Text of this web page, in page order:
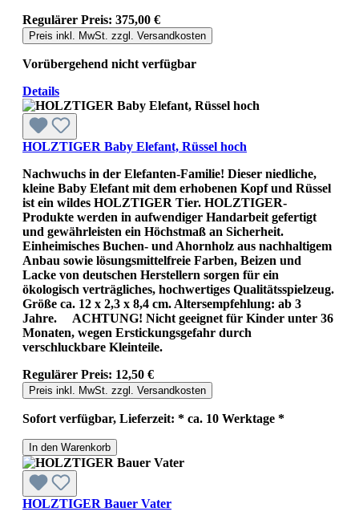
Regulärer Preis: 375,00 €
Preis inkl. MwSt. zzgl. Versandkosten
Vorübergehend nicht verfügbar
Details
HOLZTIGER Baby Elefant, Rüssel hoch
Nachwuchs in der Elefanten-Familie! Dieser niedliche,
kleine Baby Elefant mit dem erhobenen Kopf und Rüssel
ist ein wildes HOLZTIGER Tier. HOLZTIGER-
Produkte werden in aufwendiger Handarbeit gefertigt
und gewährleisten ein Höchstmaß an Sicherheit.
Einheimisches Buchen- und Ahornholz aus nachhaltigem
Anbau sowie lösungsmittelfreie Farben, Beizen und
Lacke von deutschen Herstellern sorgen für ein
ökologisch verträgliches, hochwertiges Qualitätsspielzeug.
Größe ca. 12 x 2,3 x 8,4 cm. Altersempfehlung: ab 3
Jahre. ACHTUNG! Nicht geeignet für Kinder unter 36
Monaten, wegen Erstickungsgefahr durch
verschluckbare Kleinteile.
Regulärer Preis: 12,50 €
Preis inkl. MwSt. zzgl. Versandkosten
Sofort verfügbar, Lieferzeit: * ca. 10 Werktage *
In den Warenkorb
HOLZTIGER Bauer Vater